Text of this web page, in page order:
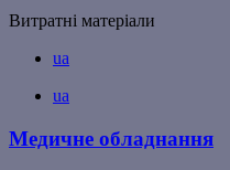
Витратні матеріали
ua
ua
Медичне обладнання